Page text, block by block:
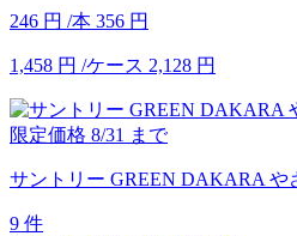
246 円 /本 356 円
1,458 円 /ケース 2,128 円
限定価格 8/31 まで
サントリー GREEN DAKARA や
9 件